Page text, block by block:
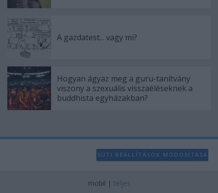
A gazdatest... vagy mi?
Hogyan ágyaz meg a guru-tanítvány
viszony a szexuális visszaéléseknek a
buddhista egyházakban?
SÜTI BEÁLLÍTÁSOK MÓDOSÍTÁSA
mobil | teljes